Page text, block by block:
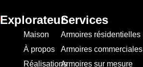
Explorateur
Maison
À propos
Réalisations
Services
Armoires résidentielles
Armoires commerciales
Armoires sur mesure